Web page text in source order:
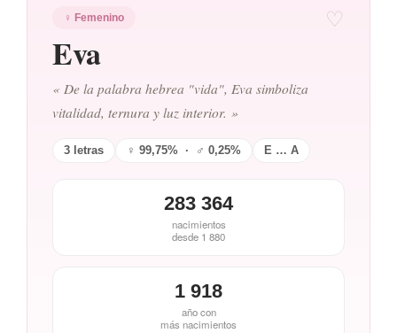
♀ Femenino ♡
Eva
« De la palabra hebrea "vida", Eva simboliza
vitalidad, ternura y luz interior. »
3 letras ♀ 99,75% · ♂ 0,25% E … A
283 364
nacimientos
desde 1 880
1 918
año con
más nacimientos